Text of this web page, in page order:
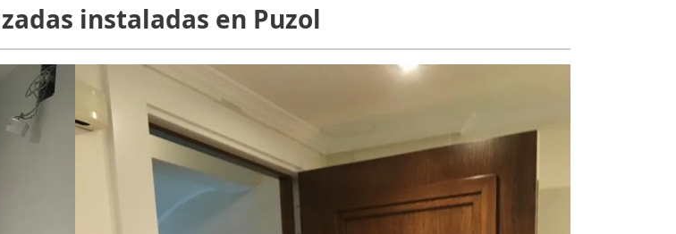
instaladas en Puzol